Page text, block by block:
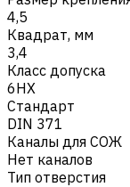
4,5
Квадрат, мм
3,4
Класс допуска
6HX
Стандарт
DIN 371
Каналы для СОЖ
Нет каналов
Тип отверстия